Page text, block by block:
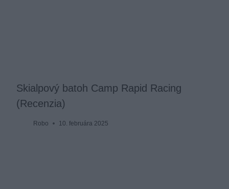
Skialpový batoh Camp Rapid Racing
(Recenzia)
Robo 10. februára 2025